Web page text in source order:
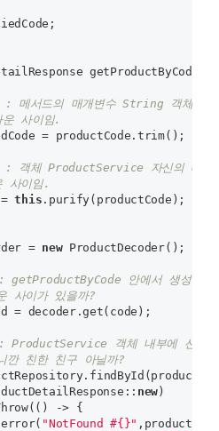
getProductByCode(
메서드의 매개변수 String 객체
사이임.
=
: 객체 ProductService 자신의 메
사이임.
= this
=
new ProductDecoder();
안에서 생성한
사이가 있을까?
=
ProductService 객체 내부에 선
깐 친한 친구 아닐까?
new )
-> {
"NotFound #{}" ,productId);